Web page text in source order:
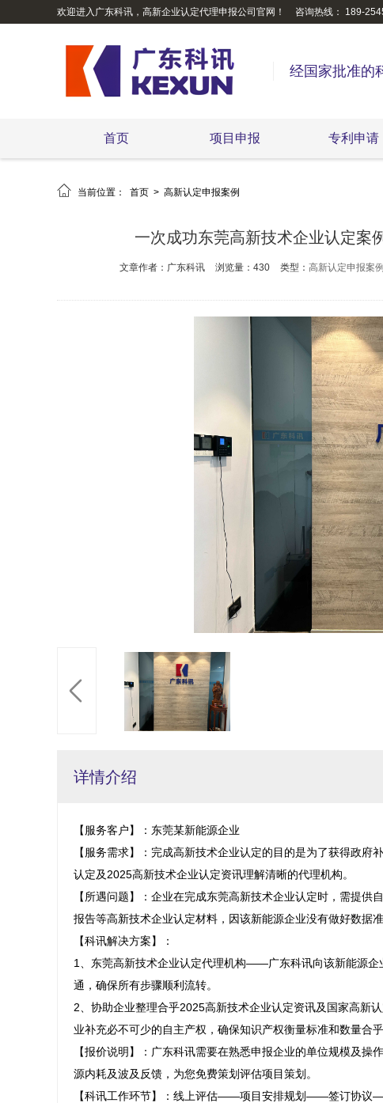
欢迎进入广东科讯，高新企业认定代理申报公司官网！ 咨询热线： 189-
经国家批准的
首页 项目申报 专利申请
 当前位置： 首页 > 高新认定申报案例
一次成功东莞高新技术企业认定案
文章作者：广东科讯 浏览量：430 类型： 高新认定申报案例
详情介绍
【服务客户】：东莞某新能源企业
【服务需求】：完成高新技术企业认定的目的是为了获得政
认定及2025高新技术企业认定资讯理解清晰的代理机构。
【所遇问题】：企业在完成东莞高新技术企业认定时，需提
报告等高新技术企业认定材料，因该新能源企业没有做好数据
【科讯解决方案】：
1、东莞高新技术企业认定代理机构——广东科讯向该新能源企
通，确保所有步骤顺利流转。
2、协助企业整理合乎2025高新技术企业认定资讯及国家高新
业补充必不可少的自主产权，确保知识产权衡量标准和数量合
【报价说明】：广东科讯需要在熟悉申报企业的单位规模及
源内耗及波及反馈，为您免费策划评估项目策划。
【科讯工作环节】：线上评估——项目安排规划——签订协